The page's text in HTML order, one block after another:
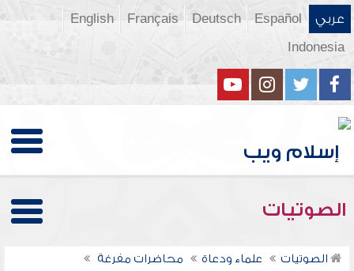
عربي Español
Deutsch
Français
English
Indonesia
الصوتيات
الصوتيات علماء ودعاة
محاضرات مفرغة